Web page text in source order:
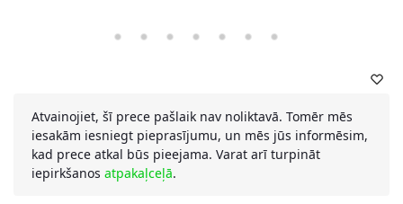
Atvainojiet, šī prece pašlaik nav noliktavā. Tomēr mēs
iesakām iesniegt pieprasījumu, un mēs jūs informēsim,
kad prece atkal būs pieejama. Varat arī turpināt
iepirkšanos atpakaļceļā.